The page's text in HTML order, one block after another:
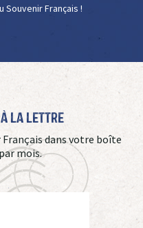
Français !
La Lettre
Français dans votre boîte
mois.